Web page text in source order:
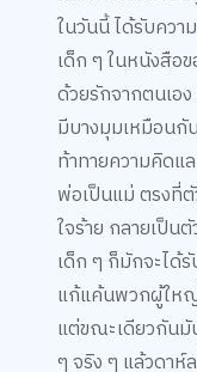
เด็ก ๆ ในหนังสือข
ด้วยรักจากตนเอ
มีบางมุมเหมือนกั
ท้าทายความคิดแ
พ่อเป็นแม่ ตรงที่
ใจร้าย กลายเป็น
เด็ก ๆ ก็มักจะได้รั
แก้แค้นพวกผู้ให
แต่ขณะเดียวกันมั
ๆ จริง ๆ แล้วดาห์
ทำ และนิสัยไม่ดีที่